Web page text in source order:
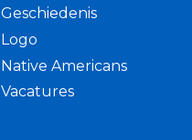
Geschiedenis
Logo
Native Americans
Vacatures